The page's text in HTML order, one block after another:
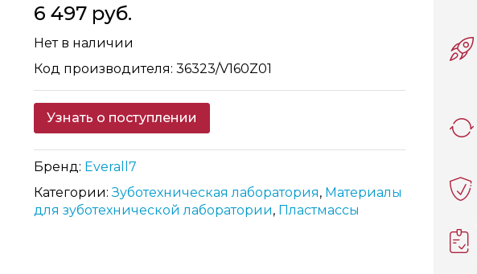
6 497 руб.
Нет в наличии
Код производителя: 36323/V160Z01
Узнать о поступлении
Бренд: Everall7
Категории:Зуботехническая лаборатория, Материалы
для зуботехнической лаборатории, Пластмассы